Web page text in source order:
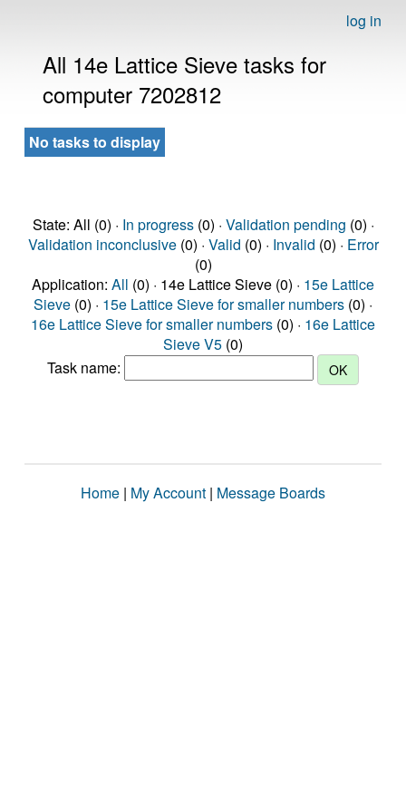
log in
All 14e Lattice Sieve tasks for
computer 7202812
No tasks to display
State: All (0) · In progress(0) · Validation pending (0) ·
Validation inconclusive(0) · Valid (0) · Invalid (0) · Error
(0)
Application: All (0) · 14e Lattice Sieve (0) · 15e Lattice
Sieve (0) · 15e Lattice Sieve for smaller numbers (0) ·
16e Lattice Sieve for smaller numbers (0) · 16e Lattice
Sieve V5 (0)
Task name:
Home | My Account | Message Boards